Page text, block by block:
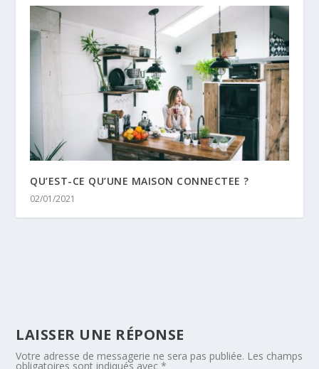
QU’EST-CE QU’UNE MAISON CONNECTEE ?
02/01/2021
LAISSER UNE RÉPONSE
Votre adresse de messagerie ne sera pas publiée. Les champs
obligatoires sont indiqués avec*